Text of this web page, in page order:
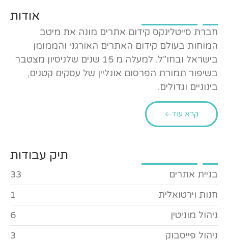
אודות
חברת סייטלינקס קידום אתרים מונה את מיטב
המוחות בעולם קידום האתרים האורגני והממומן
בישראל ובחו”ל. למעלה מ 15 שנים שלניסיון מצטבר
בשיפור תמורת הפרסום אונליין של עסקים קטנים,
בינוניים וגדולים.
קרא עוד
תיק עבודות
בניית אתרים
33
חנות וירטואלית
1
ניהול מוניטין
6
ניהול פייסבוק
3